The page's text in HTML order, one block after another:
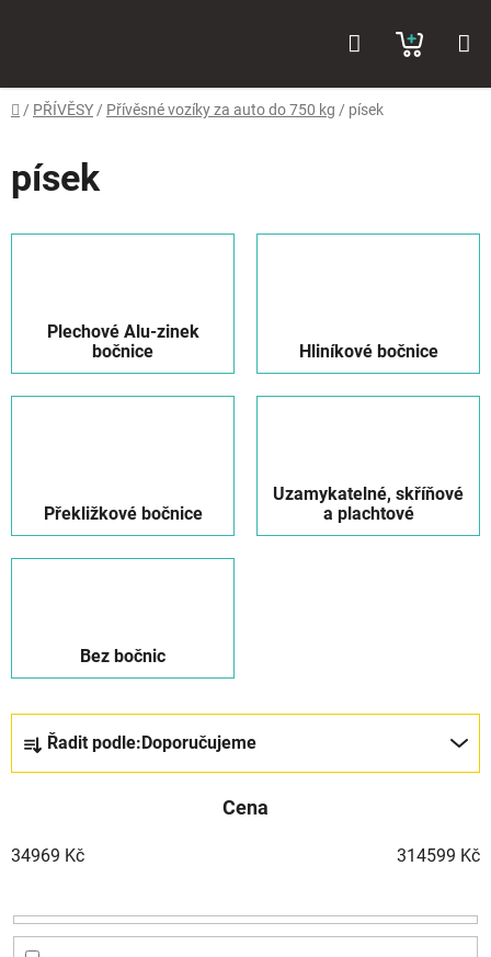
KOŠÍK
Domů
/ PŘÍVĚSY / Přívěsné vozíky za auto do 750 kg / písek
písek
Plechové Alu-zinek
bočnice
Hliníkové bočnice
Překližkové bočnice
Uzamykatelné, skříňové
a plachtové
Bez bočnic
n
í
r
Řadit podle: Doporučujeme
Cena
34969 Kč 314599 Kč